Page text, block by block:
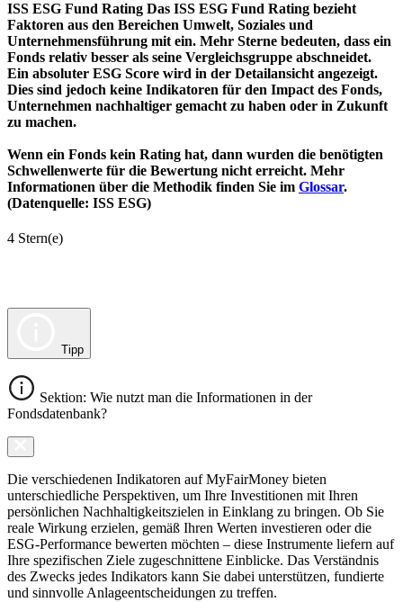
ISS ESG Fund Rating Das ISS ESG Fund Rating bezieht
Faktoren aus den Bereichen Umwelt, Soziales und
Unternehmensführung mit ein. Mehr Sterne bedeuten, dass ein
Fonds relativ besser als seine Vergleichsgruppe abschneidet.
Ein absoluter ESG Score wird in der Detailansicht angezeigt.
Dies sind jedoch keine Indikatoren für den Impact des Fonds,
Unternehmen nachhaltiger gemacht zu haben oder in Zukunft
zu machen.
Wenn ein Fonds kein Rating hat, dann wurden die benötigten
Schwellenwerte für die Bewertung nicht erreicht. Mehr
Informationen über die Methodik finden Sie im Glossar.
(Datenquelle: ISS ESG)
4 Stern(e)
Tipp
Sektion: Wie nutzt man die Informationen in der
Fondsdatenbank?
Die verschiedenen Indikatoren auf MyFairMoney bieten
unterschiedliche Perspektiven, um Ihre Investitionen mit Ihren
persönlichen Nachhaltigkeitszielen in Einklang zu bringen. Ob Sie
reale Wirkung erzielen, gemäß Ihren Werten investieren oder die
ESG-Performance bewerten möchten – diese Instrumente liefern auf
Ihre spezifischen Ziele zugeschnittene Einblicke. Das Verständnis
des Zwecks jedes Indikators kann Sie dabei unterstützen, fundierte
und sinnvolle Anlageentscheidungen zu treffen.